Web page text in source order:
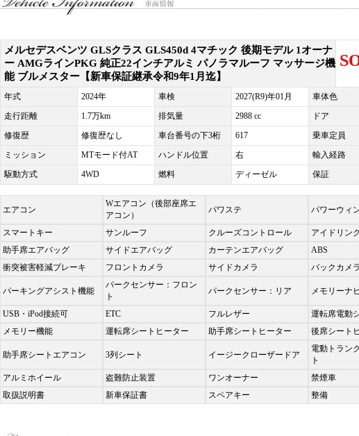
メルセデスベンツ GLSクラス GLS450d 4マチック 後期モデル 1オーナ
ー AMGラインPKG 純正22インチアルミ パノラマルーフ マッサージ機
能 ブルメスター【新車保証継承令和9年1月迄】
年式 2024年 車検 2027(R9)年01月 車体色
走行距離
1.7万km 排気量 2988 cc ドア
修復歴
修復歴なし 車台番号の下3桁 617 乗車定員
ミッション
MTモード付AT ハンドル位置 右 輸入経路
駆動方式
4WD 燃料 ディーゼル 保証
エアコン
Wエアコン（後部座席エ
アコン）
パワステ パワーウィ
スマートキー サンルーフ クルーズコントロール アイドリン
助手席エアバッグ
サイドエアバッグ カーテンエアバッグ ABS
衝突被害軽減ブレーキ
フロントカメラ サイドカメラ バックカメラ
パーキングアシスト機能
パークセンサー：フロン
ト
パークセンサー：リア メモリーナ
USB・iPod接続可 ETC フルレザー 運転席電動
メモリー機能
運転席シートヒーター 助手席シートヒーター 後席シート
助手席シートエアコン 3列シート イージークローザードア
電動トラン
ト
アルミホイール 盗難防止装置 ワンオーナー 禁煙車
取扱説明書
新車保証書 スペアキー 整備